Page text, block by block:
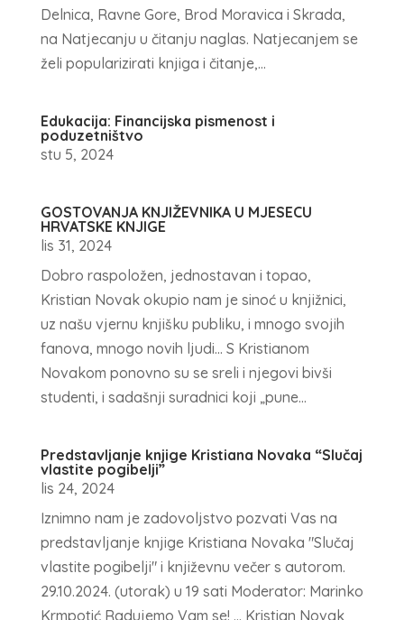
Delnica, Ravne Gore, Brod Moravica i Skrada,
na Natjecanju u čitanju naglas. Natjecanjem se
želi popularizirati knjiga i čitanje,...
Edukacija: Financijska pismenost i
poduzetništvo
stu 5, 2024
GOSTOVANJA KNJIŽEVNIKA U MJESECU
HRVATSKE KNJIGE
lis 31, 2024
Dobro raspoložen, jednostavan i topao,
Kristian Novak okupio nam je sinoć u knjižnici,
uz našu vjernu knjišku publiku, i mnogo svojih
fanova, mnogo novih ljudi… S Kristianom
Novakom ponovno su se sreli i njegovi bivši
studenti, i sadašnji suradnici koji „pune...
Predstavljanje knjige Kristiana Novaka “Slučaj
vlastite pogibelji”
lis 24, 2024
Iznimno nam je zadovoljstvo pozvati Vas na
predstavljanje knjige Kristiana Novaka "Slučaj
vlastite pogibelji" i književnu večer s autorom.
29.10.2024. (utorak) u 19 sati Moderator: Marinko
Krmpotić Radujemo Vam se! ... Kristian Novak